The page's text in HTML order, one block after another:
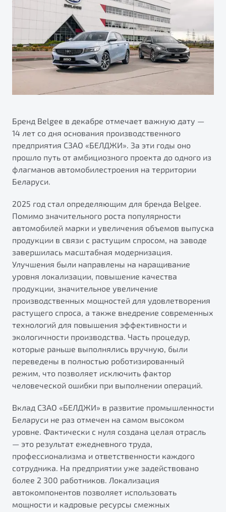
Яркий кроссовер
от 2 219 990 ₽*
Элегантный и практичный седан
от 1 699 990 ₽*
Обзор В наличии
X70
от 2 499 990 ₽*
Обзор В наличии
Автокредит
Трейд-ин
Страхование
Расчет КАСКО
Узнайте о специальных выгодах при покупке
автомобиля Belgee
Подробно
Автомобили в наличии
Тест-драйв
Автокредит
Спецпредложения
Гарантия Belgee
Belgee Линк
Belgee Клуб
Клиентская поддержка
Помощь на дорогах
Будьте еще более уверены на дорогах с программой
"Помощь на дорогах"
Преимущества программы
Запись на сервис
Калькулятор ТО
О дилерском центре
Правовая информация
Бренд Belgee в декабре отмечает важную дату —
14 лет со дня основания производственного
предприятия СЗАО «БЕЛДЖИ». За эти годы оно
прошло путь от амбициозного проекта до одного из
флагманов автомобилестроения на территории
Беларуси.
2025 год стал определяющим для бренда Belgee.
Помимо значительного роста популярности
автомобилей марки и увеличения объемов выпуска
продукции в связи с растущим спросом, на заводе
завершилась масштабная модернизация.
Улучшения были направлены на наращивание
уровня локализации, повышение качества
продукции, значительное увеличение
производственных мощностей для удовлетворения
растущего спроса, а также внедрение современных
технологий для повышения эффективности и
экологичности производства. Часть процедур,
которые раньше выполнялись вручную, были
переведены в полностью роботизированный
режим, что позволяет исключить фактор
человеческой ошибки при выполнении операций.
Вклад СЗАО «БЕЛДЖИ» в развитие промышленности
Беларуси не раз отмечен на самом высоком
уровне. Фактически с нуля создана целая отрасль
— это результат ежедневного труда,
профессионализма и ответственности каждого
сотрудника. На предприятии уже задействовано
более 2 300 работников. Локализация
автокомпонентов позволяет использовать
мощности и кадровые ресурсы смежных